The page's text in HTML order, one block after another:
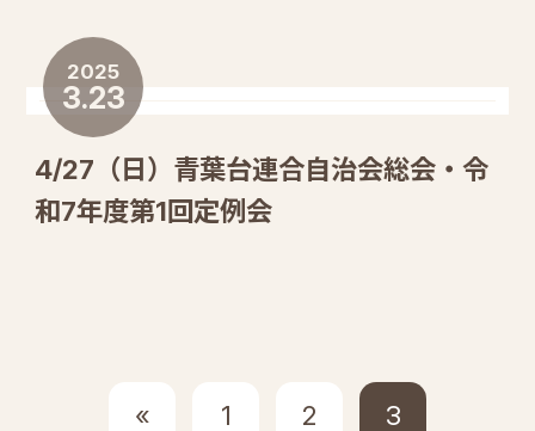
2025
3.23
4/27（日）青葉台連合自治会総会・令
和7年度第1回定例会
« 1 2 3